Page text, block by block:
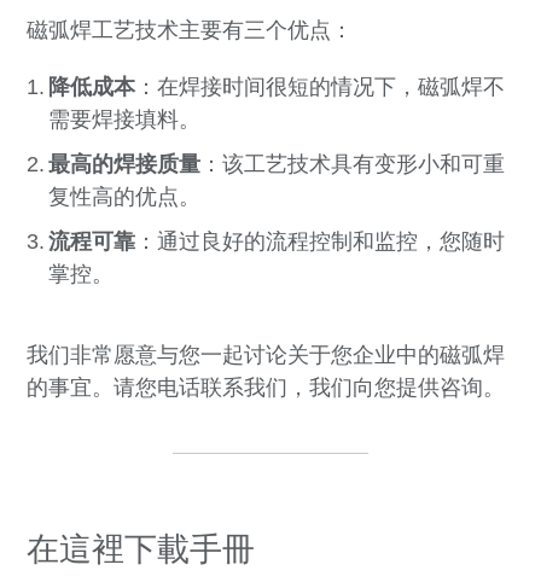
磁弧焊工艺技术主要有三个优点：
降低成本：在焊接时间很短的情况下，磁弧焊不
需要焊接填料。
最高的焊接质量 ：该工艺技术具有变形小和可重
复性高的优点。
流程可靠 ：通过良好的流程控制和监控，您随时
掌控。
我们非常愿意与您一起讨论关于您企业中的磁弧焊
的事宜。请您电话联系我们，我们向您提供咨询。
在這裡下載手冊